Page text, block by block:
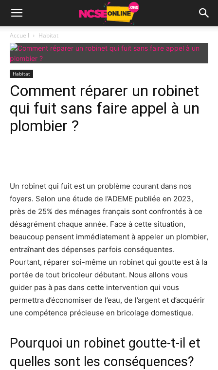
Accueil Habitat
Habitat
Comment réparer un robinet
qui fuit sans faire appel à un
plombier ?
Un robinet qui fuit est un problème courant dans nos
foyers. Selon une étude de l’ADEME publiée en 2023,
près de 25% des ménages français sont confrontés à ce
désagrément chaque année. Face à cette situation,
beaucoup pensent immédiatement à appeler un plombier,
entraînant des dépenses parfois conséquentes.
Pourtant, réparer soi-même un robinet qui goutte est à la
portée de tout bricoleur débutant. Nous allons vous
guider pas à pas dans cette intervention qui vous
permettra d’économiser de l’eau, de l’argent et d’acquérir
une compétence précieuse en bricolage domestique.
Pourquoi un robinet goutte-t-il et
quelles sont les conséquences?